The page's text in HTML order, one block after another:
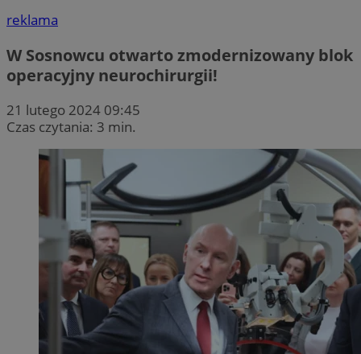
reklama
W Sosnowcu otwarto zmodernizowany blok
operacyjny neurochirurgii!
21 lutego 2024 09:45
Czas czytania: 3 min.